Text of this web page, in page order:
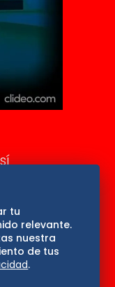
tu
relevante.
nuestra
de tus
.